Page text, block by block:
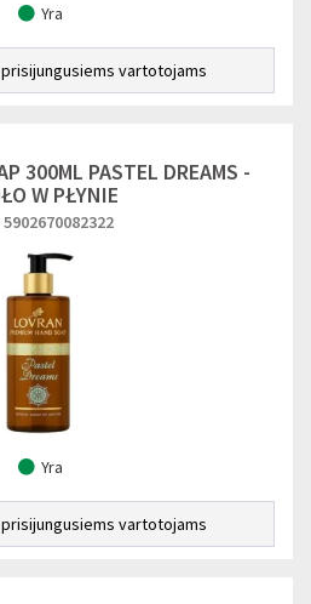
Yra
vartotojams
300ML PASTEL DREAMS -
W PŁYNIE
5902670082322
Yra
vartotojams